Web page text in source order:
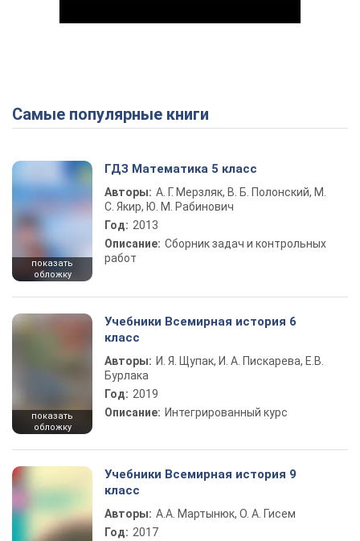
Play Video
Самые популярные книги
показать
обложку
ГДЗ Математика 5 класс
Авторы: А. Г. Мерзляк, В. Б. Полонский, М.
С. Якир, Ю. М. Рабинович
Год: 2013
Описание: Сборник задач и контрольных
работ
показать
обложку
Учебники Всемирная история 6
класс
Авторы: И. Я. Щупак, И. А. Пискарева, Е.В.
Бурлака
Год: 2019
Описание: Интегрированный курс
Учебники Всемирная история 9
класс
Авторы: А.А. Мартынюк, О. А. Гисем
Год: 2017